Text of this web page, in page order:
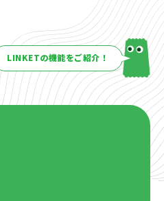
LINKETの機能をご紹介！